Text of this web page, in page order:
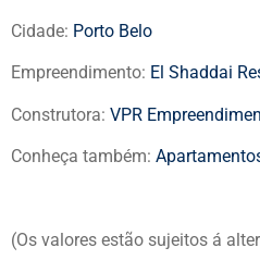
Cidade: Porto Belo
Empreendimento: El Shaddai
Construtora: VPR
Conheça também:
(Os valores estão sujeitos á